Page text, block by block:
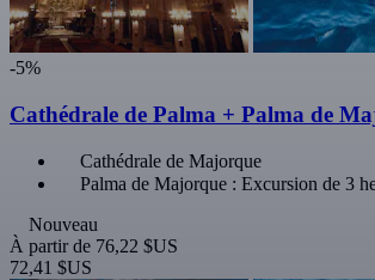
-5%
Cathédrale de Palma + Palma de
Cathédrale de Majorque
Palma de Majorque : Excursion de 3
Nouveau
À partir de 76,22 $US
72,41 $US